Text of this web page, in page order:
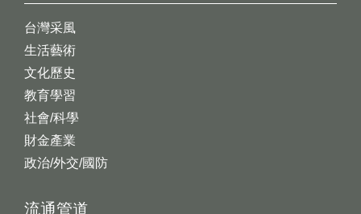
台灣采風
生活藝術
文化歷史
教育學習
社會/科學
財金產業
政治/外交/國防
流通管道